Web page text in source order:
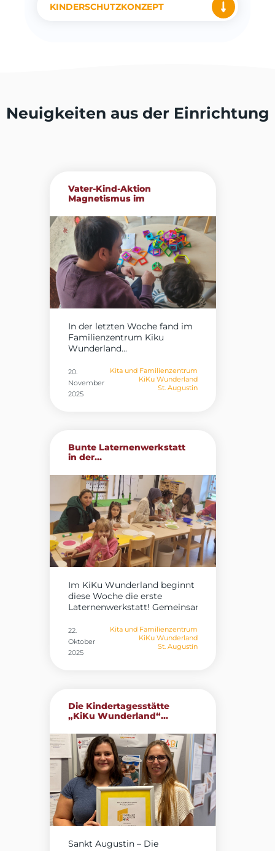
KINDERSCHUTZKONZEPT
Neuigkeiten aus der Einrichtung
Vater-Kind-Aktion
Magnetismus im
In der letzten Woche fand im
Familienzentrum Kiku
Wunderland...
20.
November
2025
Kita und Familienzentrum
KiKu Wunderland
St. Augustin
Bunte Laternenwerkstatt
in der...
Im KiKu Wunderland beginnt
diese Woche die erste
Laternenwerkstatt! Gemeinsame...
22.
Oktober
2025
Kita und Familienzentrum
KiKu Wunderland
St. Augustin
Die Kindertagesstätte
„KiKu Wunderland“...
Sankt Augustin – Die